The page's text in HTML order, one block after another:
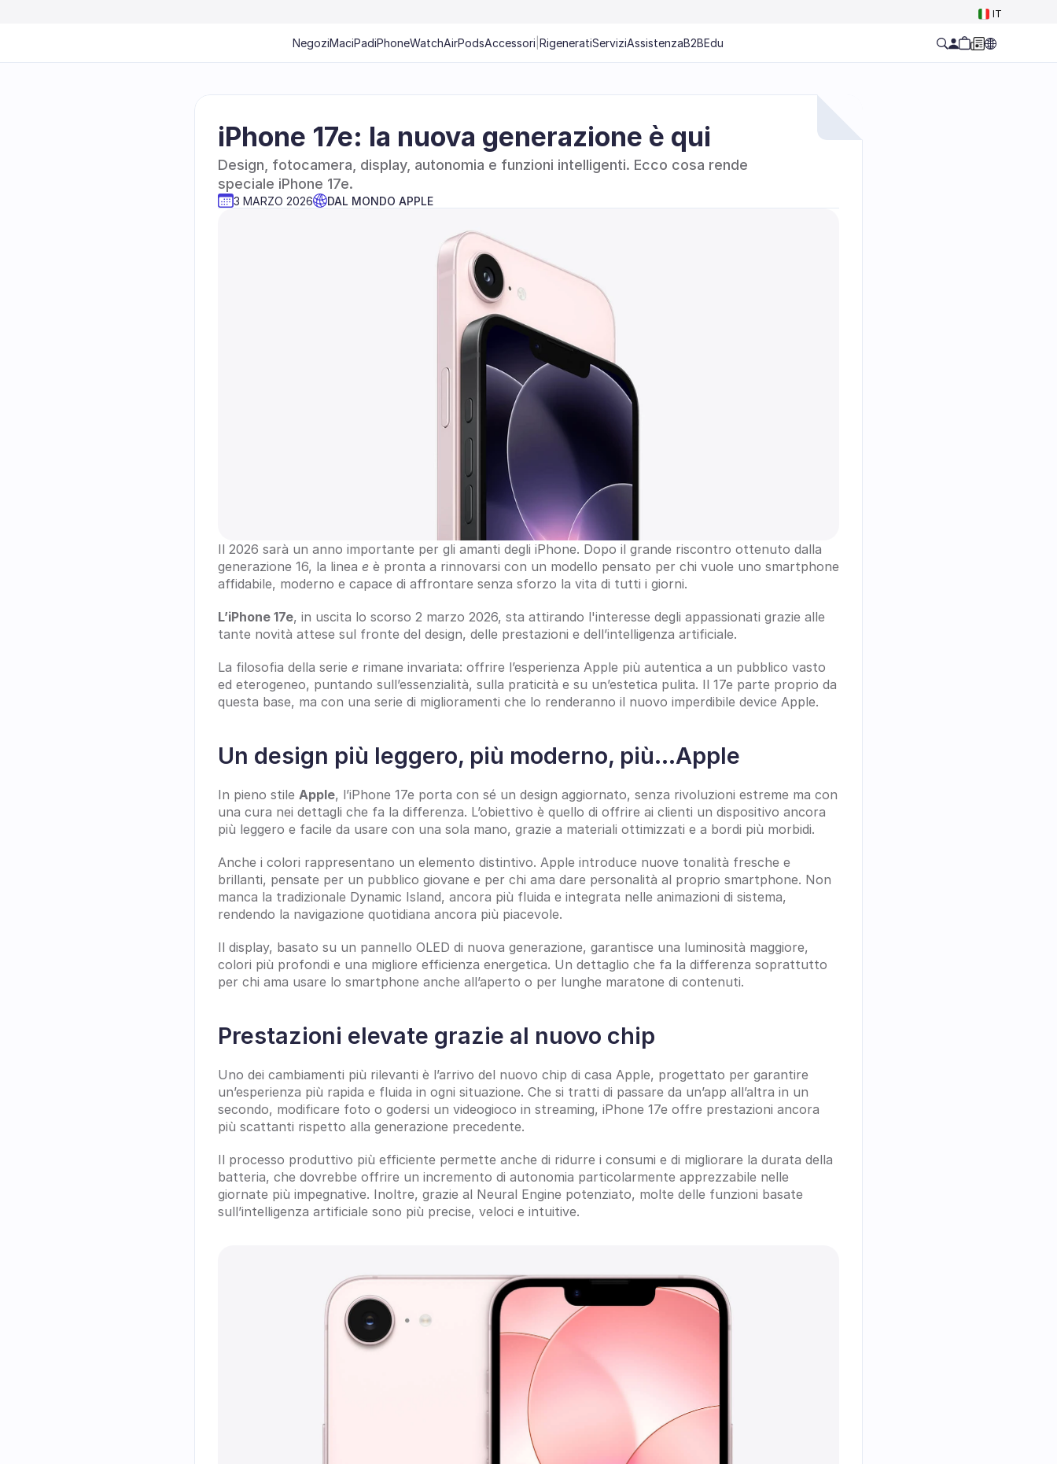
iPhone 17e: la nuova generazione è qui
Design, fotocamera, display, autonomia e funzioni intelligenti. Ecco cosa rende
speciale iPhone 17e.
3 MARZO 2026 DAL MONDO APPLE
Il 2026 sarà un anno importante per gli amanti degli iPhone. Dopo il grande riscontro ottenuto dalla
generazione 16, la linea e è pronta a rinnovarsi con un modello pensato per chi vuole uno smartphone
affidabile, moderno e capace di affrontare senza sforzo la vita di tutti i giorni.
L’iPhone 17e, in uscita lo scorso 2 marzo 2026, sta attirando l'interesse degli appassionati grazie alle
tante novità attese sul fronte del design, delle prestazioni e dell’intelligenza artificiale.
La filosofia della serie e rimane invariata: offrire l’esperienza Apple più autentica a un pubblico vasto
ed eterogeneo, puntando sull’essenzialità, sulla praticità e su un’estetica pulita. Il 17e parte proprio da
questa base, ma con una serie di miglioramenti che lo renderanno il nuovo imperdibile device Apple.
Un design più leggero, più moderno, più…Apple
In pieno stile Apple, l’iPhone 17e porta con sé un design aggiornato, senza rivoluzioni estreme ma con
una cura nei dettagli che fa la differenza. L’obiettivo è quello di offrire ai clienti un dispositivo ancora
più leggero e facile da usare con una sola mano, grazie a materiali ottimizzati e a bordi più morbidi.
Anche i colori rappresentano un elemento distintivo. Apple introduce nuove tonalità fresche e
brillanti, pensate per un pubblico giovane e per chi ama dare personalità al proprio smartphone. Non
manca la tradizionale Dynamic Island, ancora più fluida e integrata nelle animazioni di sistema,
rendendo la navigazione quotidiana ancora più piacevole.
Il display, basato su un pannello OLED di nuova generazione, garantisce una luminosità maggiore,
colori più profondi e una migliore efficienza energetica. Un dettaglio che fa la differenza soprattutto
per chi ama usare lo smartphone anche all’aperto o per lunghe maratone di contenuti.
Prestazioni elevate grazie al nuovo chip
Uno dei cambiamenti più rilevanti è l’arrivo del nuovo chip di casa Apple, progettato per garantire
un’esperienza più rapida e fluida in ogni situazione. Che si tratti di passare da un’app all’altra in un
secondo, modificare foto o godersi un videogioco in streaming, iPhone 17e offre prestazioni ancora
più scattanti rispetto alla generazione precedente.
Il processo produttivo più efficiente permette anche di ridurre i consumi e di migliorare la durata della
batteria, che dovrebbe offrire un incremento di autonomia particolarmente apprezzabile nelle
giornate più impegnative. Inoltre, grazie al Neural Engine potenziato, molte delle funzioni basate
sull’intelligenza artificiale sono più precise, veloci e intuitive.
IT
Select Language
NegoziMaciPadiPhoneWatchAirPodsAccessori RigeneratiServiziAssistenzaB2BEdu